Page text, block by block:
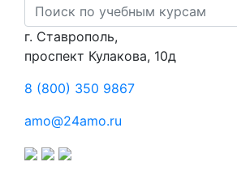
г. Ставрополь,
проспект Кулакова, 10д
8 (800) 350 9867
amo@24amo.ru